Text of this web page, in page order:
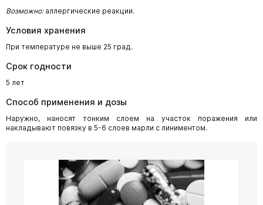
Возможно:аллергические реакции.
Условия хранения
При температуре не выше 25 град.
Срок годности
5 лет
Способ применения и дозы
Наружно, наносят тонким слоем на участок поражения или
накладывают повязку в 5-6 слоев марли с линиментом.